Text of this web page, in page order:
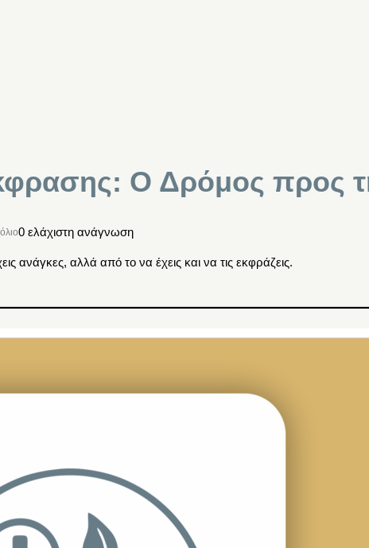
Ο Δρόμος προς
0 ελάχιστη ανάγνωση
ανάγκες, αλλά από το να έχεις και να τις εκφράζεις.